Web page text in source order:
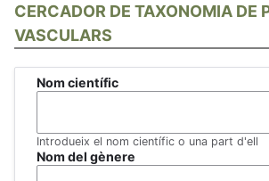
CERCADOR DE TAXONOMIA DE
VASCULARS
Nom científic
Introdueix el nom científic o una part d'ell
Nom del gènere